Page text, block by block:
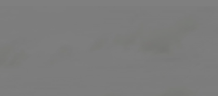
verkoop of commercieel